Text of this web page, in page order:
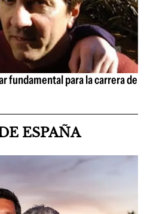
fundamental para la carrera de
ESPAÑA